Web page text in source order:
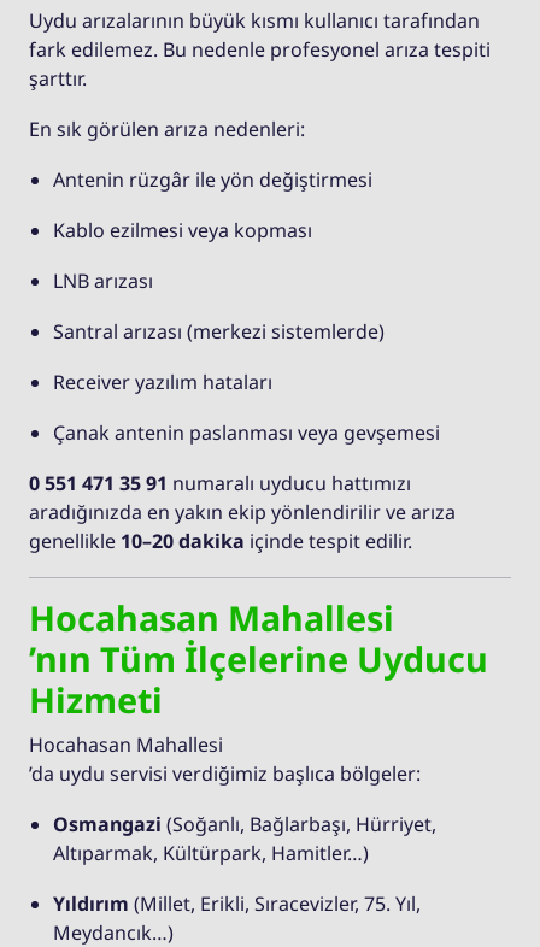
Uydu arızalarının büyük kısmı kullanıcı tarafından
fark edilemez. Bu nedenle profesyonel arıza tespiti
şarttır.
En sık görülen arıza nedenleri:
Antenin rüzgâr ile yön değiştirmesi
Kablo ezilmesi veya kopması
LNB arızası
Santral arızası (merkezi sistemlerde)
Receiver yazılım hataları
Çanak antenin paslanması veya gevşemesi
0 551 471 35 91 numaralı uyducu hattımızı
aradığınızda en yakın ekip yönlendirilir ve arıza
genellikle 10–20 dakika içinde tespit edilir.
Hocahasan Mahallesi
’nın Tüm İlçelerine Uyducu
Hizmeti
Hocahasan Mahallesi
’da uydu servisi verdiğimiz başlıca bölgeler:
Osmangazi (Soğanlı, Bağlarbaşı, Hürriyet,
Altıparmak, Kültürpark, Hamitler…)
Yıldırım (Millet, Erikli, Sıracevizler, 75. Yıl,
Meydancık…)